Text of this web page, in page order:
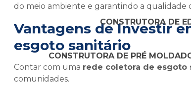
CONSTRUTORA DE
CONSTRUTORA DE PRÉ
do meio ambiente e garantindo a qualidade
Vantagens de Investir
esgoto sanitário
Contar com uma rede coletora de esgoto
comunidades.